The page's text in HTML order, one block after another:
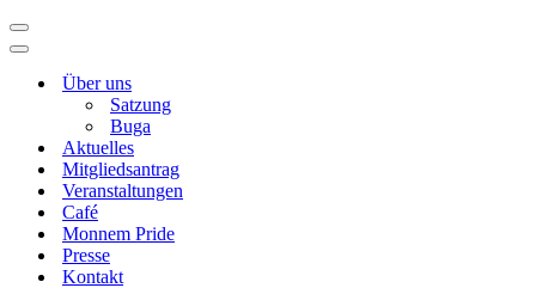
Navigations-
Menü
Navigations-
Über uns
Satzung
Buga
Aktuelles
Mitgliedsantrag
Veranstaltungen
Café
Monnem Pride
Presse
Kontakt